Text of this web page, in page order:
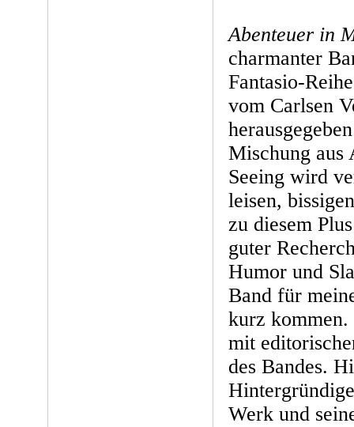
Abenteuer in
charmanter
Fantasio-
vom Carlsen
Mischung aus
Seeing wird
leisen,
zu diesem
guter
Humor und
Band für
kurz
mit
des Bandes.
Werk und